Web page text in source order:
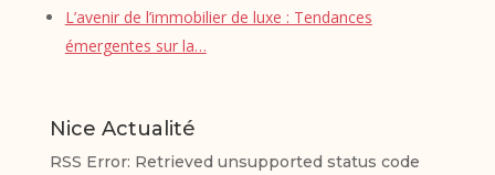
L’avenir de l’immobilier de luxe : Tendances
émergentes sur la…
Nice Actualité
RSS Error: Retrieved unsupported status code